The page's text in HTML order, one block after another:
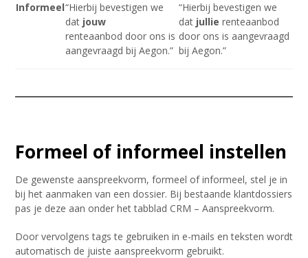
Informeel“Hierbij bevestigen we
dat jouw
renteaanbod door ons is
aangevraagd bij Aegon.”
“Hierbij bevestigen we
dat jullie renteaanbod
door ons is aangevraagd
bij Aegon.”
Formeel of informeel instellen
De gewenste aanspreekvorm, formeel of informeel, stel je in
bij het aanmaken van een dossier. Bij bestaande klantdossiers
pas je deze aan onder het tabblad CRM – Aanspreekvorm.
Door vervolgens tags te gebruiken in e-mails en teksten wordt
automatisch de juiste aanspreekvorm gebruikt.